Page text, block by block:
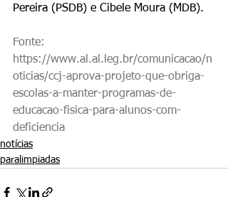
Pereira (PSDB) e Cibele Moura (MDB).
Fonte:
https://www.al.al.leg.br/comunicacao/n
oticias/ccj-aprova-projeto-que-obriga-
escolas-a-manter-programas-de-
educacao-fisica-para-alunos-com-
deficiencia
notícias
paralimpiadas